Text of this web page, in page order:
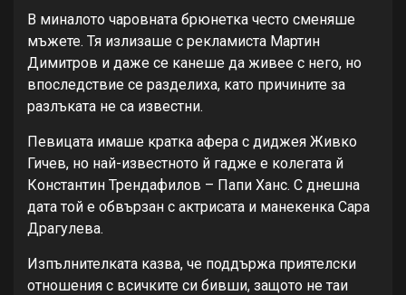
В миналото чаровната брюнетка често сменяше
мъжете. Тя излизаше с рекламиста Мартин
Димитров и даже се канеше да живее с него, но
впоследствие се разделиха, като причините за
разлъката не са известни.
Певицата имаше кратка афера с диджея Живко
Гичев, но най-известното й гадже е колегата й
Константин Трендафилов – Папи Ханс. С днешна
дата той е обвързан с актрисата и манекенка Сара
Драгулева.
Изпълнителката казва, че поддържа приятелски
отношения с всичките си бивши, защото не таи